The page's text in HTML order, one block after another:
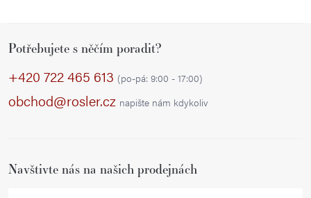
Potřebujete s něčím poradit?
+420 722 465 613 (po-pá: 9:00 - 17:00)
obchod@rosler.cz napište nám kdykoliv
Navštivte nás na našich prodejnách